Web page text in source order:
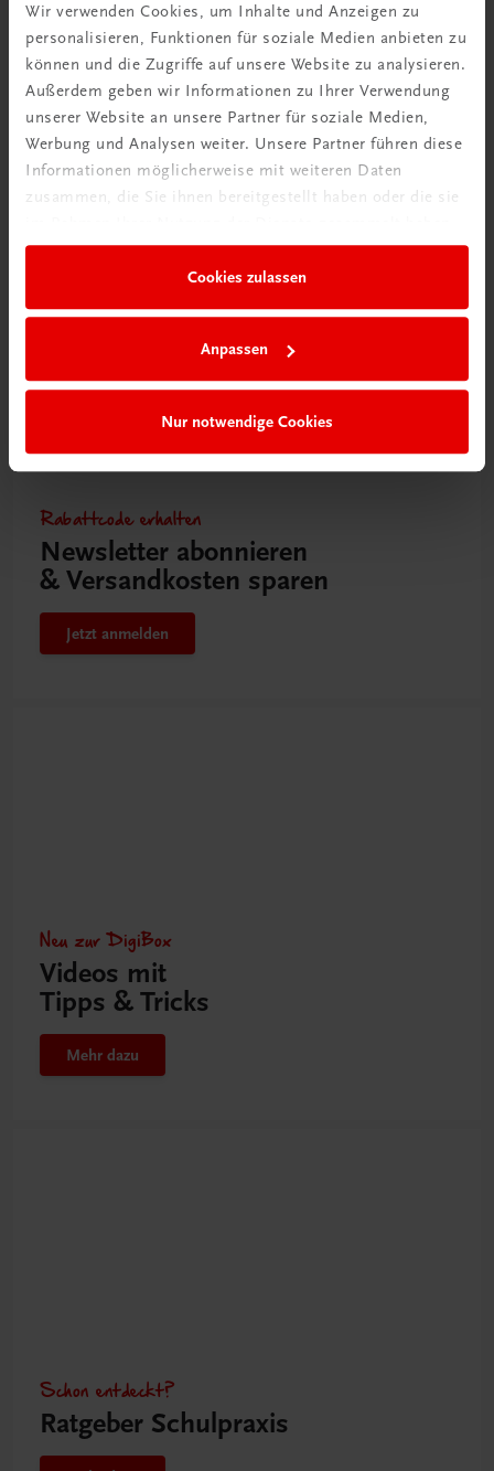
Wir verwenden Cookies, um Inhalte und Anzeigen zu
personalisieren, Funktionen für soziale Medien anbieten zu
können und die Zugriffe auf unsere Website zu analysieren.
Außerdem geben wir Informationen zu Ihrer Verwendung
unserer Website an unsere Partner für soziale Medien,
Werbung und Analysen weiter. Unsere Partner führen diese
Informationen möglicherweise mit weiteren Daten
zusammen, die Sie ihnen bereitgestellt haben oder die sie
Cookies zulassen
Anpassen
Nur notwendige Cookies
Ratgeber Schulpraxis
Wie mit KI im Unterricht
umgehen?
Rabattcode erhalten
Newsletter abonnieren
& Versandkosten sparen
Jetzt anmelden
Neu zur DigiBox
Videos mit
Tipps & Tricks
Mehr dazu
Schon entdeckt?
Ratgeber Schulpraxis